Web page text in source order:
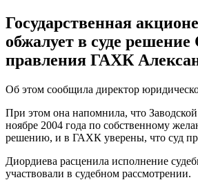
Государственная
обжалует в суде решение
правления ГАХК
Об этом сообщила директор
При этом она напомнила, что
ноябре 2004 года по собственному
решению, и в ГАХК уверены, что суд
Диордиева расценила исполнение
участвовали в судебном рассмотрении.